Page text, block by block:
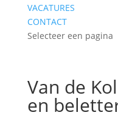
VACATURES
CONTACT
Selecteer een pagina
Van de
en